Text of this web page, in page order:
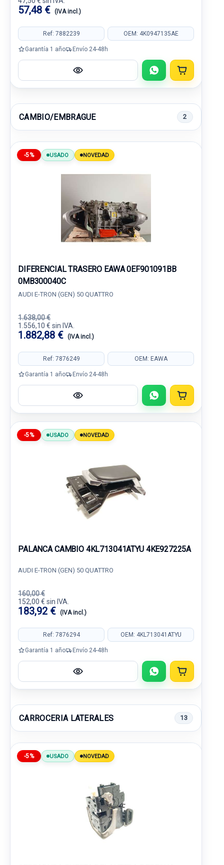
57,48 € (IVA incl.)
Ref: 7882239 OEM: 4K0947135AE
Garantía 1 año Envío 24-48h
CAMBIO/EMBRAGUE 2
-5% USADO NOVEDAD
DIFERENCIAL TRASERO EAWA 0EF901091BB
0MB300040C
AUDI E-TRON (GEN) 50 QUATTRO
1.638,00 €
1.556,10 € sin IVA.
1.882,88 € (IVA incl.)
Ref: 7876249 OEM: EAWA
Garantía 1 año Envío 24-48h
-5% USADO NOVEDAD
PALANCA CAMBIO 4KL713041ATYU 4KE927225A
AUDI E-TRON (GEN) 50 QUATTRO
160,00 €
152,00 € sin IVA.
183,92 € (IVA incl.)
Ref: 7876294 OEM: 4KL713041ATYU
Garantía 1 año Envío 24-48h
CARROCERIA LATERALES 13
-5% USADO NOVEDAD